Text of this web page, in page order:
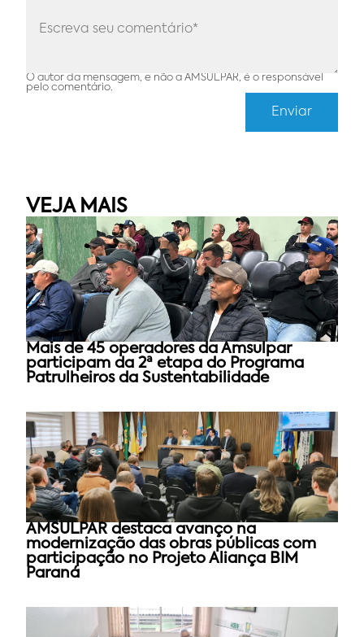
O autor da mensagem, e não a AMSULPAR, é o responsável
pelo comentário.
VEJA MAIS
Mais de 45 operadores da Amsulpar
participam da 2ª etapa do Programa
Patrulheiros da Sustentabilidade
AMSULPAR destaca avanço na
modernização das obras públicas com
participação no Projeto Aliança BIM
Paraná